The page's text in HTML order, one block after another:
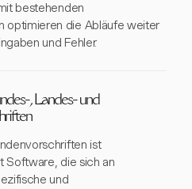
bestehenden
optimieren die Abläufe weiter
und Fehler.
, Landes- und
ist
Software, die sich an
und